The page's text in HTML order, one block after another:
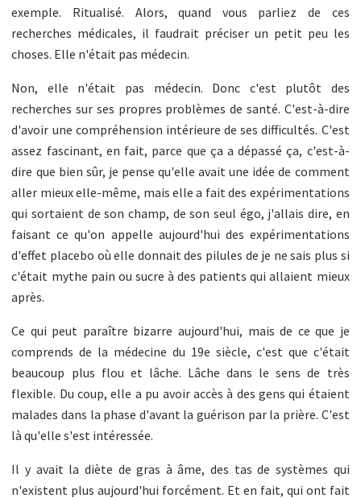
exemple. Ritualisé. Alors, quand vous parliez de ces
recherches médicales, il faudrait préciser un petit peu les
choses. Elle n'était pas médecin.
Non, elle n'était pas médecin. Donc c'est plutôt des
recherches sur ses propres problèmes de santé. C'est-à-dire
d'avoir une compréhension intérieure de ses difficultés. C'est
assez fascinant, en fait, parce que ça a dépassé ça, c'est-à-
dire que bien sûr, je pense qu'elle avait une idée de comment
aller mieux elle-même, mais elle a fait des expérimentations
qui sortaient de son champ, de son seul égo, j'allais dire, en
faisant ce qu'on appelle aujourd'hui des expérimentations
d'effet placebo où elle donnait des pilules de je ne sais plus si
c'était mythe pain ou sucre à des patients qui allaient mieux
après.
Ce qui peut paraître bizarre aujourd'hui, mais de ce que je
comprends de la médecine du 19e siècle, c'est que c'était
beaucoup plus flou et lâche. Lâche dans le sens de très
flexible. Du coup, elle a pu avoir accès à des gens qui étaient
malades dans la phase d'avant la guérison par la prière. C'est
là qu'elle s'est intéressée.
Il y avait la diète de gras à âme, des tas de systèmes qui
n'existent plus aujourd'hui forcément. Et en fait, qui ont fait